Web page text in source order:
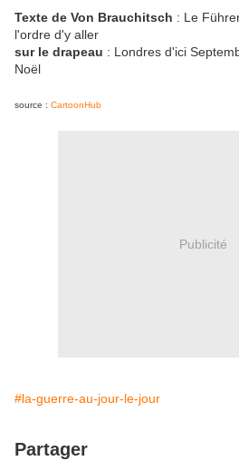
Texte de Von Brauchitsch : Le
l'ordre d'y aller
sur le drapeau : Londres d'ici
Noël
source : CartoonHub
Publicité
#la-guerre-au-jour-le-jour
Partager